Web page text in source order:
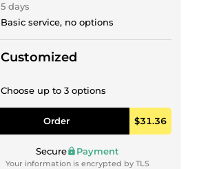
5 days
Basic service, no options
Customized
Choose up to 3 options
Order $31.36
Secure Payment
Your information is encrypted by TLS